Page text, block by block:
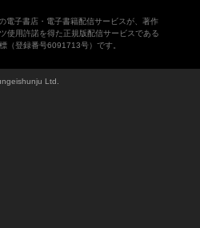
電子書店・電子書籍配信サービスが、著作
使用許諾を得た正規版配信サービスである
（登録番号6091713号）です。
Ltd.